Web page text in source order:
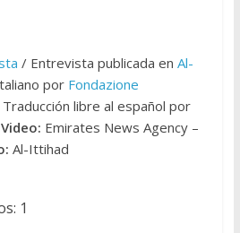
/ Entrevista publicada en Al-
por Fondazione
Traducción libre al español por
Video: Emirates News Agency –
Al-Ittihad
1